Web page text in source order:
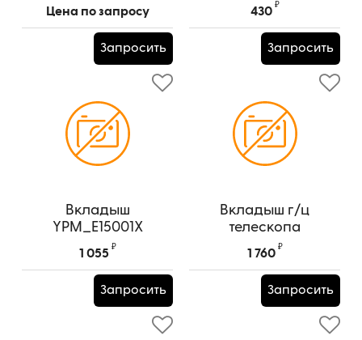
Цена по запросу
Запросить
430
₽
Запросить
Вкладыш
YPM_E15001X
YPM_E15001X
1 055
₽
Запросить
Вкладыш г/ц
телескопа
YPM_E15008
1 760
₽
Запросить